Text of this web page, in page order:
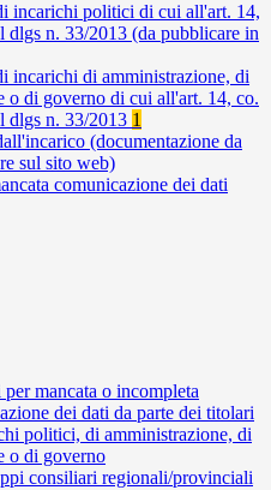
incarichi politici di cui all'art. 14,
dlgs n. 33/2013 (da pubblicare in
incarichi di amministrazione, di
o di governo di cui all'art. 14, co.
dlgs n. 33/2013 1
(documentazione da
sul sito web)
comunicazione dei dati
per mancata o incompleta
dei dati da parte dei titolari
politici, di amministrazione, di
o di governo
consiliari regionali/provinciali